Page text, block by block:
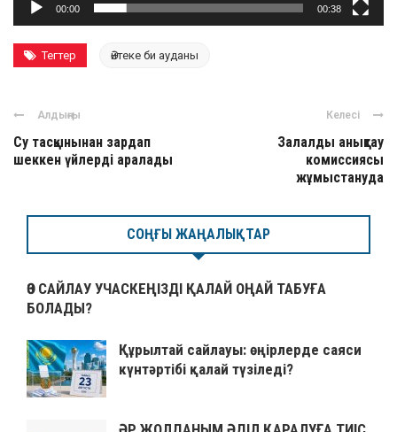
00:00 00:38
Тегтер Әйтеке би ауданы
Алдыңғы
Су тасқынынан зардап
шеккен үйлерді аралады
Келесі
Залалды анықтау
комиссиясы
жұмыстануда
СОҢҒЫ ЖАҢАЛЫҚТАР
ӨЗ САЙЛАУ УЧАСКЕҢІЗДІ ҚАЛАЙ ОҢАЙ ТАБУҒА
БОЛАДЫ?
Құрылтай сайлауы: өңірлерде саяси
күнтәртібі қалай түзіледі?